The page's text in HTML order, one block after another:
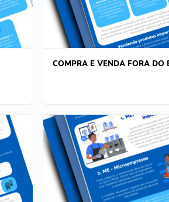
COMPRA E VENDA FORA DO